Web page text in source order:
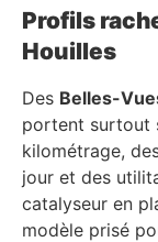
Profils
Houilles
Des Belles-
portent surtout
kilométrage,
jour et des
catalyseur en
modèle prisé